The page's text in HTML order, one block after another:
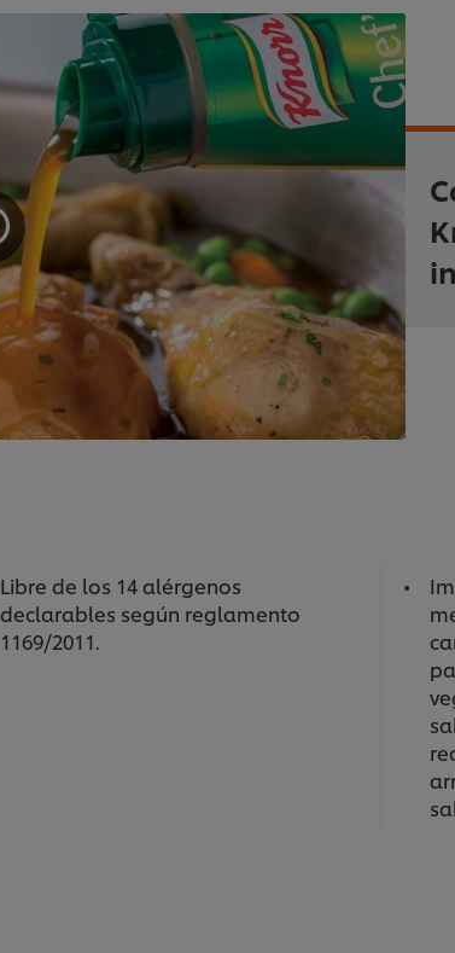
Libre de los 14 alérgenos
declarables según reglamento
1169/2011.